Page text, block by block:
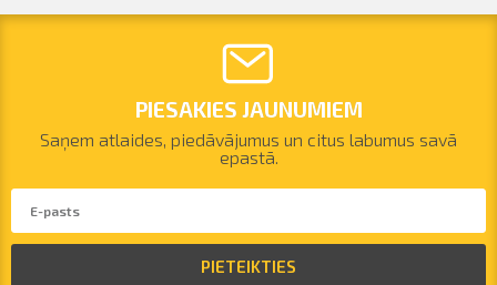
PIESAKIES JAUNUMIEM
Saņem atlaides, piedāvājumus un citus labumus savā
epastā.
PIETEIKTIES